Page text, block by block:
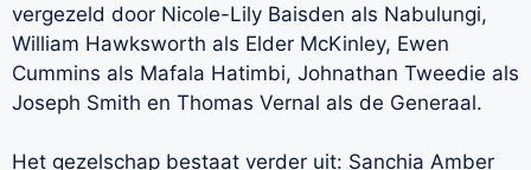
vergezeld door Nicole-Lily Baisden als Nabulungi,
William Hawksworth als Elder McKinley, Ewen
Cummins als Mafala Hatimbi, Johnathan Tweedie als
Joseph Smith en Thomas Vernal als de Generaal.
Het gezelschap bestaat verder uit: Sanchia Amber